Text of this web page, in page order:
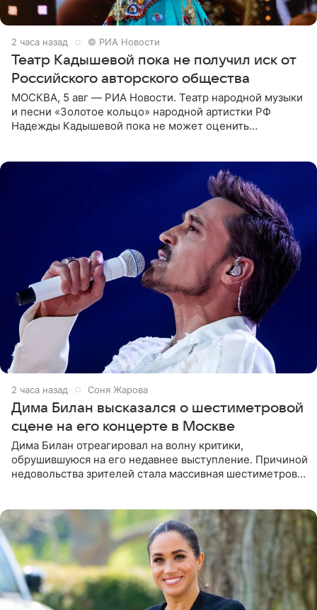
2 часа назад © РИА Новости
Театр Кадышевой пока не получил иск от
Российского авторского общества
МОСКВА, 5 авг — РИА Новости. Театр народной музыки
и песни «Золотое кольцо» народной артистки РФ
Надежды Кадышевой пока не может оценить
2 часа назад Соня Жарова
Дима Билан высказался о шестиметровой
сцене на его концерте в Москве
Дима Билан отреагировал на волну критики,
обрушившуюся на его недавнее выступление. Причиной
недовольства зрителей стала массивная шестиметровая